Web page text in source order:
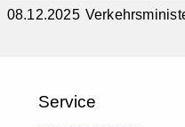
08.12.2025
Service